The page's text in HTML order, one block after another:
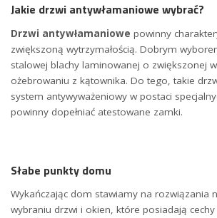
Jakie drzwi antywłamaniowe wybrać?
Drzwi antywłamaniowe powinny
zwiększoną wytrzymałością. Dobrym
stalowej blachy laminowanej o zwiększonej
ożebrowaniu z kątownika. Do tego, takie
system antywyważeniowy w postaci
powinny dopełniać atestowane zamki.
Słabe punkty domu
Wykańczając dom stawiamy na rozwiązania
wybraniu drzwi i okien, które posiadają